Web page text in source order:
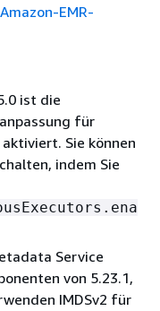
EMR-
ist die
für
Sie können
indem Sie
Service
von 5.23.1,
IMDSv2 für